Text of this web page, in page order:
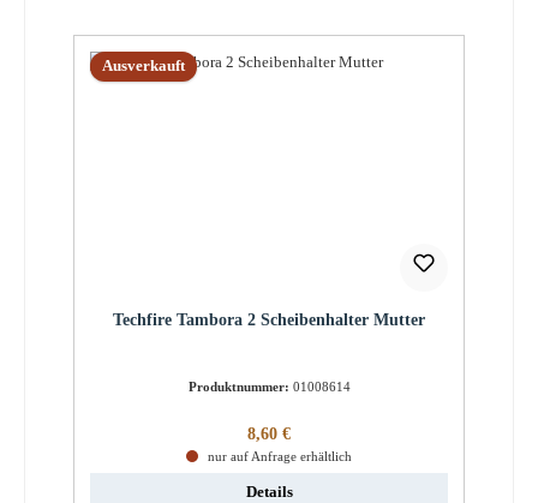
Ausverkauft
Techfire Tambora 2 Scheibenhalter Mutter
Produktnummer: 01008614
Regulärer Preis:
8,60 €
nur auf Anfrage erhältlich
Details